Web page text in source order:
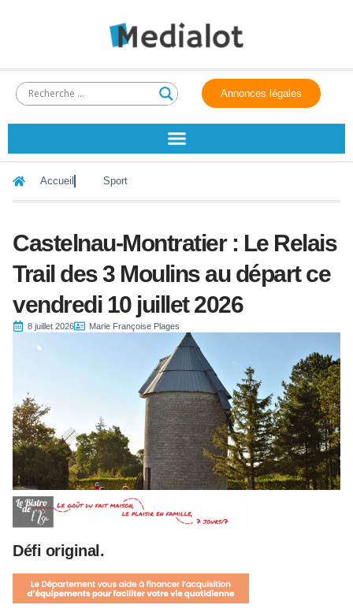
Annonces légales
Accueil Sport
Castelnau-Montratier : Le Relais
Trail des 3 Moulins au départ ce
vendredi 10 juillet 2026
8 juillet 2026 Marie Françoise Plages
Défi original.